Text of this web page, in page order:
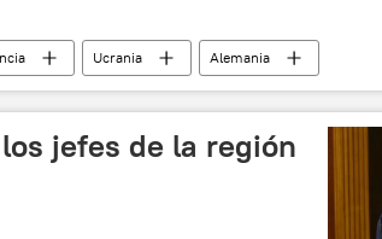
Ucrania
Alemania
en el este de Ucrania (2014-2022) noticias
jefes de la región